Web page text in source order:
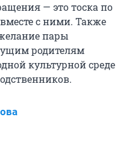
— это тоска по
с ними. Также
пары
родителям
культурной среде